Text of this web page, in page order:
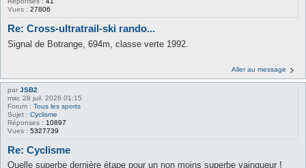
Vues : 27806
Re: Cross-ultratrail-ski rando...
Signal de Botrange, 694m, classe verte 1992.
Aller au message
par JSB2
mar. 28 juil. 2026 01:15
Forum : Tous les sports
Sujet : Cyclisme
Réponses : 10897
Vues : 5327739
Re: Cyclisme
Quelle superbe dernière étape pour un non moins superbe vainqueur !